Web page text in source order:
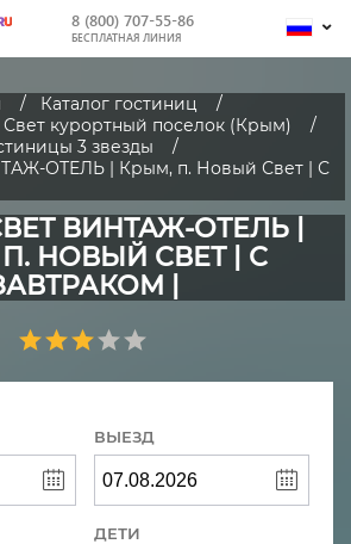
8 (800) 707-55-86
БЕСПЛАТНАЯ ЛИНИЯ
Каталог гостиниц
курортный поселок (Крым)
3 звезды
ОТЕЛЬ | Крым, п. Новый Свет | С
ВИНТАЖ-ОТЕЛЬ |
НОВЫЙ СВЕТ | С
|
ВЫЕЗД
ДЕТИ